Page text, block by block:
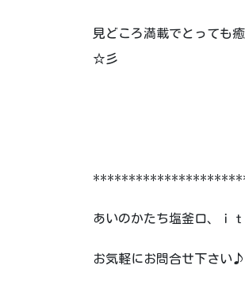
見どころ満載でとっても
☆彡
あいのかたち塩釜口、ｉ
お気軽にお問合せ下さい♪